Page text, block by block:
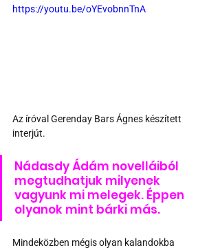
https://youtu.be/oYEvobnnTnA
Az íróval Gerenday Bars Ágnes készített
interjút.
Nádasdy Ádám novelláiból
megtudhatjuk milyenek
vagyunk mi melegek. Éppen
olyanok mint bárki más.
Mindeközben mégis olyan kalandokba